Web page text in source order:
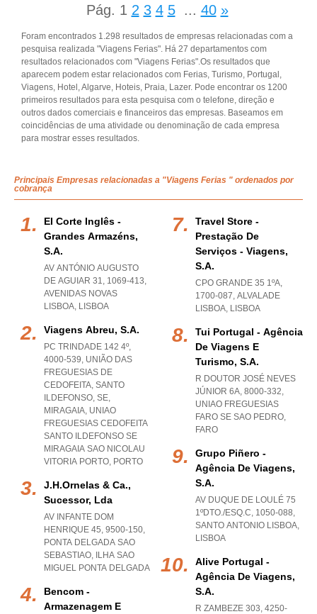
Pág. 1 2 3 4 5 ... 40 »
Foram encontrados 1.298 resultados de empresas relacionadas com a
pesquisa realizada "Viagens Ferias". Há 27 departamentos com
resultados relacionados com "Viagens Ferias".Os resultados que
aparecem podem estar relacionados com Ferias, Turismo, Portugal,
Viagens, Hotel, Algarve, Hoteis, Praia, Lazer. Pode encontrar os 1200
primeiros resultados para esta pesquisa com o telefone, direção e
outros dados comerciais e financeiros das empresas. Baseamos em
coincidências de uma atividade ou denominação de cada empresa
para mostrar esses resultados.
Principais Empresas relacionadas a "Viagens Ferias " ordenados por
cobrança
El Corte Inglês -
Grandes Armazéns,
S.a.
AV ANTÓNIO AUGUSTO
DE AGUIAR 31, 1069-413,
AVENIDAS NOVAS
LISBOA, LISBOA
Viagens Abreu, S.a.
PC TRINDADE 142 4º,
4000-539, UNIÃO DAS
FREGUESIAS DE
CEDOFEITA, SANTO
ILDEFONSO, SE,
MIRAGAIA, UNIAO
FREGUESIAS CEDOFEITA
SANTO ILDEFONSO SE
MIRAGAIA SAO NICOLAU
VITORIA PORTO, PORTO
J.h.ornelas & Ca.,
Sucessor, Lda
AV INFANTE DOM
HENRIQUE 45, 9500-150,
PONTA DELGADA SAO
SEBASTIAO, ILHA SAO
MIGUEL PONTA DELGADA
Bencom -
Armazenagem E
Travel Store -
Prestação De
Serviços - Viagens,
S.a.
CPO GRANDE 35 1ºA,
1700-087, ALVALADE
LISBOA, LISBOA
Tui Portugal - Agência
De Viagens E
Turismo, S.a.
R DOUTOR JOSÉ NEVES
JÚNIOR 6A, 8000-332,
UNIAO FREGUESIAS
FARO SE SAO PEDRO,
FARO
Grupo Piñero -
Agência De Viagens,
S.a.
AV DUQUE DE LOULÉ 75
1ºDTO./ESQ.C, 1050-088,
SANTO ANTONIO LISBOA,
LISBOA
Alive Portugal -
Agência De Viagens,
S.a.
R ZAMBEZE 303, 4250-